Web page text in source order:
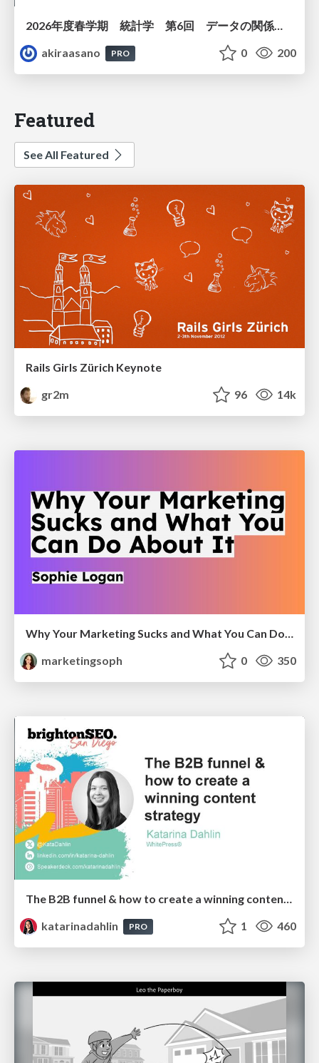
2026年度春学期 統計学 第6回 データの関係を知る（１）ー 相関関係 (2026. 5. 14)
akiraasano
PRO 0 200
Featured
See All Featured
Rails Girls Zürich Keynote
gr2m
96 14k
Why Your Marketing Sucks and What You Can Do About It - Sophie Logan
marketingsoph
0 350
The B2B funnel & how to create a winning content strategy
katarinadahlin
PRO 1 460